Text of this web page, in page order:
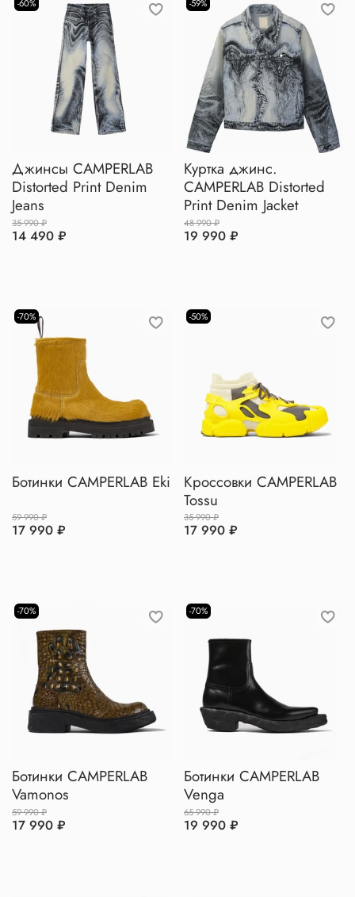
-60%
Джинсы CAMPERLAB
Distorted Print Denim
Jeans
35 990 ₽
14 490 ₽
-59%
Куртка джинс.
CAMPERLAB Distorted
Print Denim Jacket
48 990 ₽
19 990 ₽
-70%
Ботинки CAMPERLAB Eki
59 990 ₽
17 990 ₽
-50%
Кроссовки CAMPERLAB
Tossu
35 990 ₽
17 990 ₽
-70%
Ботинки CAMPERLAB
Vamonos
59 990 ₽
17 990 ₽
-70%
Ботинки CAMPERLAB
Venga
65 990 ₽
19 990 ₽